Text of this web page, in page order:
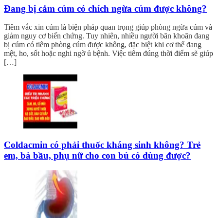
Đang bị cảm cúm có chích ngừa cúm được không?
Tiêm vắc xin cúm là biện pháp quan trọng giúp phòng ngừa cúm và
giảm nguy cơ biến chứng. Tuy nhiên, nhiều người băn khoăn đang
bị cúm có tiêm phòng cúm được không, đặc biệt khi cơ thể đang
mệt, ho, sốt hoặc nghi ngờ ủ bệnh. Việc tiêm đúng thời điểm sẽ giúp
[…]
Coldacmin có phải thuốc kháng sinh không? Trẻ
em, bà bầu, phụ nữ cho con bú có dùng được?